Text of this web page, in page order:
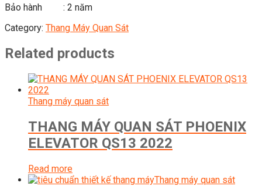
Bảo hành : 2 năm
Category: Thang Máy Quan Sát
Related products
Thang máy quan sát
THANG MÁY QUAN SÁT PHOENIX
ELEVATOR QS13 2022
Read more
Thang máy quan sát